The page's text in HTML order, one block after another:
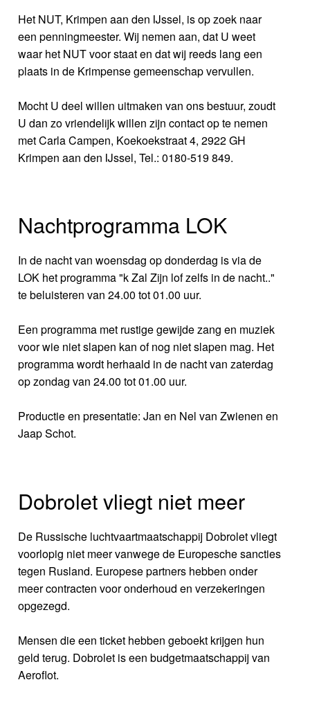
Het NUT, Krimpen aan den IJssel, is op zoek naar
een penningmeester. Wij nemen aan, dat U weet
waar het NUT voor staat en dat wij reeds lang een
plaats in de Krimpense gemeenschap vervullen.
Mocht U deel willen uitmaken van ons bestuur, zoudt
U dan zo vriendelijk willen zijn contact op te nemen
met Carla Campen, Koekoekstraat 4, 2922 GH
Krimpen aan den IJssel, Tel.: 0180-519 849.
Nachtprogramma LOK
In de nacht van woensdag op donderdag is via de
LOK het programma "k Zal Zijn lof zelfs in de nacht.."
te beluisteren van 24.00 tot 01.00 uur.
Een programma met rustige gewijde zang en muziek
voor wie niet slapen kan of nog niet slapen mag. Het
programma wordt herhaald in de nacht van zaterdag
op zondag van 24.00 tot 01.00 uur.
Productie en presentatie: Jan en Nel van Zwienen en
Jaap Schot.
Dobrolet vliegt niet meer
De Russische luchtvaartmaatschappij Dobrolet vliegt
voorlopig niet meer vanwege de Europesche sancties
tegen Rusland. Europese partners hebben onder
meer contracten voor onderhoud en verzekeringen
opgezegd.
Mensen die een ticket hebben geboekt krijgen hun
geld terug. Dobrolet is een budgetmaatschappij van
Aeroflot.